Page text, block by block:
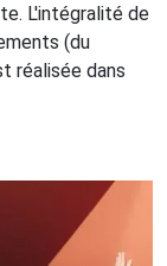
L'intégralité de
(du
réalisée dans